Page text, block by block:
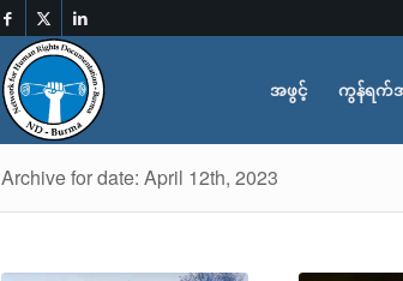
အဖွင့် ကွန်ရက်အ
Archive for date: April 12th, 2023